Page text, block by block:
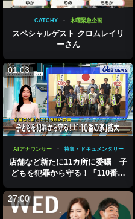
CATCHY 木曜緊急企画
スペシャルゲスト クロムレイリ
ーさん
01:03
AIアナウンサー 特集・ドキュメンタリー
店舗など新たに11カ所に委嘱 子
どもを犯罪から守る！「110番の
27:00